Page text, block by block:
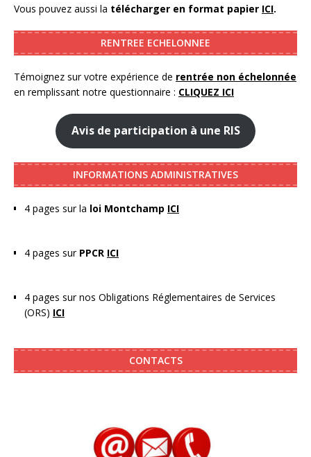
Vous pouvez aussi la télécharger en format papier ICI.
RENTREE ECHELONNEE
Témoignez sur votre expérience de rentrée non échelonnée
en remplissant notre questionnaire : CLIQUEZ ICI
Avis de participation à une RIS
INFORMATIONS ADMINISTRATIVES
4 pages sur la loi Montchamp ICI
4 pages sur PPCR ICI
4 pages sur nos Obligations Réglementaires de Services
(ORS) ICI
CONTACTS